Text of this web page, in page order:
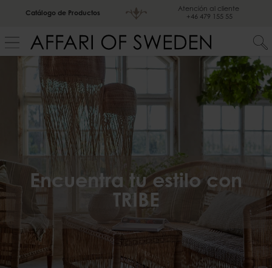
Catálogo de Productos
Atención al cliente
+46 479 155 55
Encuentra tu estilo con
TRIBE